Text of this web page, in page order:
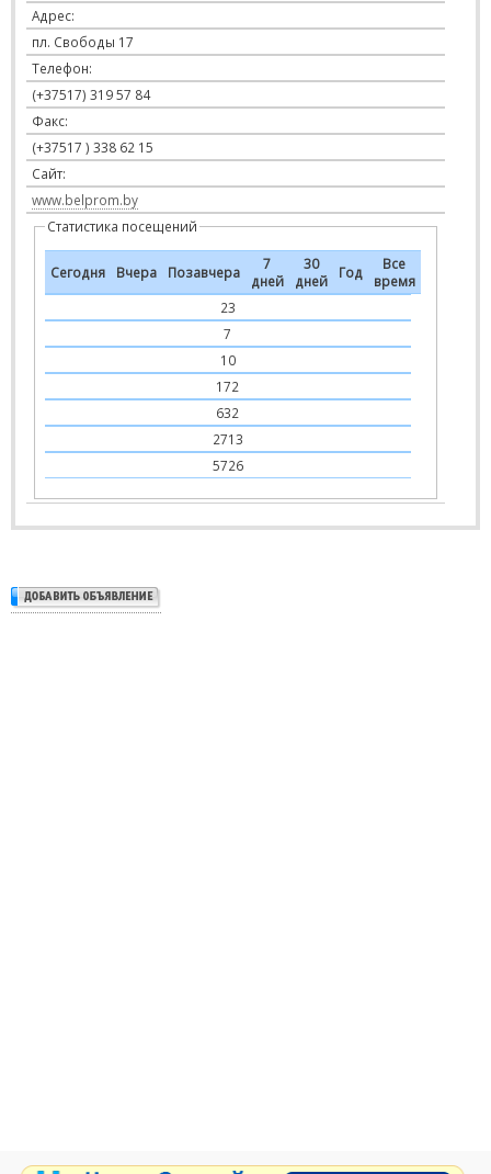
Адрес:
пл. Свободы 17
Телефон:
(+37517) 319 57 84
Факс:
(+37517 ) 338 62 15
Сайт:
www.belprom.by
Статистика посещений
Сегодня Вчера Позавчера
7
дней
30
дней
Год
Все
время
23
7
10
172
632
2713
5726